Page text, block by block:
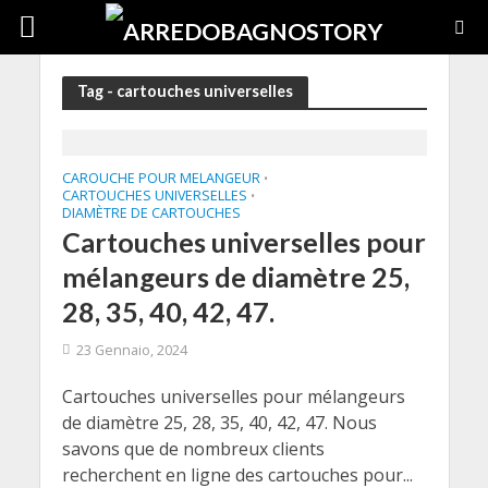
Tag - cartouches universelles
CAROUCHE POUR MELANGEUR •
CARTOUCHES UNIVERSELLES •
DIAMÈTRE DE CARTOUCHES
Cartouches universelles pour
mélangeurs de diamètre 25,
28, 35, 40, 42, 47.
23 Gennaio, 2024
Cartouches universelles pour mélangeurs
de diamètre 25, 28, 35, 40, 42, 47. Nous
savons que de nombreux clients
recherchent en ligne des cartouches pour...